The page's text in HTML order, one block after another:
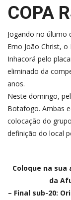
COPA
Jogando no último
Erno João Christ,
Inhacorá pelo
eliminado da
anos.
Neste domingo,
Botafogo. Ambas
colocação do
definição do local
Coloque na sua
da
– Final sub-20: